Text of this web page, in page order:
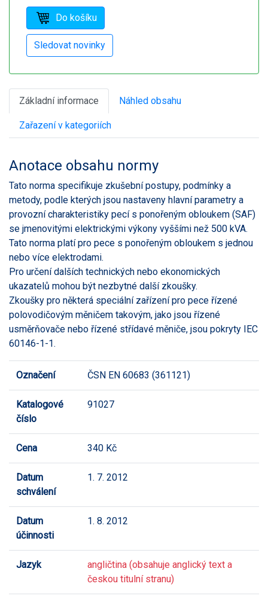
Základní informace Náhled obsahu
Zařazení v kategoriích
Anotace obsahu normy
Tato norma specifikuje zkušební postupy, podmínky a
metody, podle kterých jsou nastaveny hlavní parametry a
provozní charakteristiky pecí s ponořeným obloukem (SAF)
se jmenovitými elektrickými výkony vyššími než 500 kVA.
Tato norma platí pro pece s ponořeným obloukem s jednou
nebo více elektrodami.
Pro určení dalších technických nebo ekonomických
ukazatelů mohou být nezbytné další zkoušky.
Zkoušky pro některá speciální zařízení pro pece řízené
polovodičovým měničem takovým, jako jsou řízené
usměrňovače nebo řízené střídavé měniče, jsou pokryty IEC
60146-1-1.
Označení ČSN EN 60683 (361121)
Katalogové
číslo
91027
Cena 340 Kč
Datum
schválení
1. 7. 2012
Datum
účinnosti
1. 8. 2012
Jazyk
angličtina (obsahuje anglický text a
českou titulní stranu)